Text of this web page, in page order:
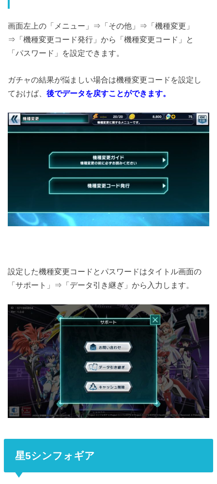
画面左上の「メニュー」⇒「その他」⇒「機種変更」
⇒「機種変更コード発行」から「機種変更コード」と
「パスワード」を設定できます。
ガチャの結果が悩ましい場合は機種変更コードを設定し
ておけば、後でデータを戻すことができます。
設定した機種変更コードとパスワードはタイトル画面の
「サポート」⇒「データ引き継ぎ」から入力します。
星5シンフォギア